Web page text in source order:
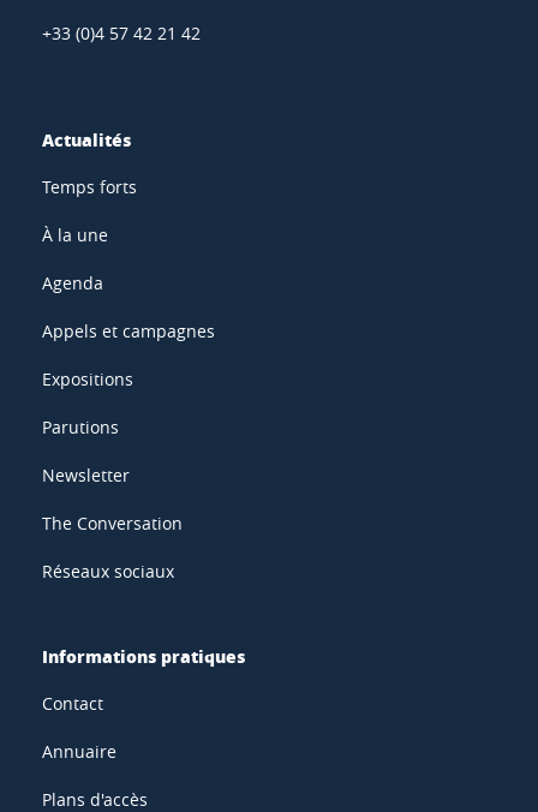
+33 (0)4 57 42 21 42
Actualités
Temps forts
À la une
Agenda
Appels et campagnes
Expositions
Parutions
Newsletter
The Conversation
Réseaux sociaux
Informations pratiques
Contact
Annuaire
Plans d'accès